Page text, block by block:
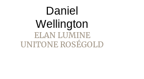
Daniel
Wellington
ELAN LUMINE
UNITONE ROSÉGOLD